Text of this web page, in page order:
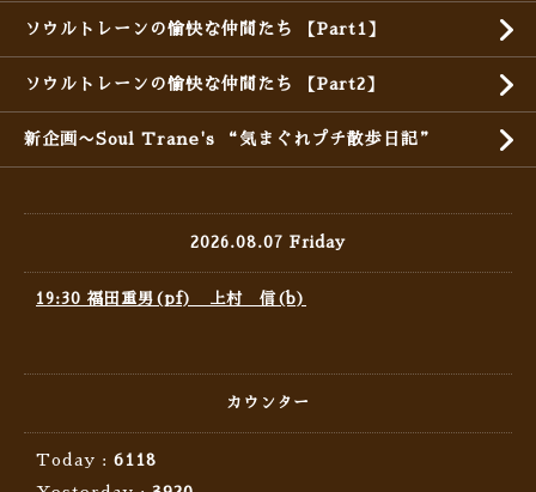
ソウルトレーンの愉快な仲間たち 【Part1】
ソウルトレーンの愉快な仲間たち 【Part2】
新企画〜Soul Trane's “気まぐれプチ散歩日記”
2026.08.07 Friday
19:30 福田重男(pf) 上村 信(b)
カウンター
Today : 6118